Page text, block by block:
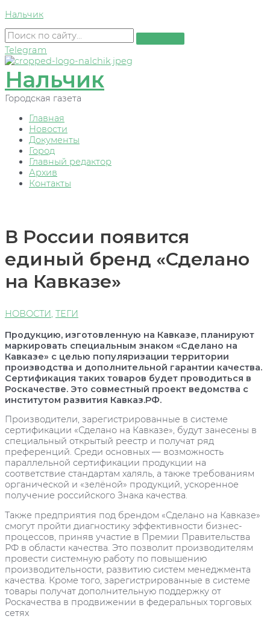
Перейти
содержимому
Нальчик
Telegram
Нальчик
Городская газета
Главная
Новости
Документы
Город
Главный редактор
Архив
Контакты
В России появится
единый бренд «Сделано
на Кавказе»
НОВОСТИ, ТЕГИ
Продукцию, изготовленную на Кавказе, планируют
маркировать специальным знаком «Сделано на
Кавказе» с целью популяризации территории
производства и дополнительной гарантии качества.
Сертификация таких товаров будет проводиться в
Роскачестве. Это совместный проект ведомства с
институтом развития Кавказ.РФ.
Производители, зарегистрированные в системе
сертификации «Сделано на Кавказе», будут занесены в
специальный открытый реестр и получат ряд
преференций. Среди основных — возможность
параллельной сертификации продукции на
соответствие стандартам халяль, а также требованиям
органической и «зелёной» продукций, ускоренное
получение российского Знака качества.
Также предприятия под брендом «Сделано на Кавказе»
смогут пройти диагностику эффективности бизнес-
процессов, приняв участие в Премии Правительства
РФ в области качества. Это позволит производителям
провести системную работу по повышению
производительности, развитию систем менеджмента
качества. Кроме того, зарегистрированные в системе
товары получат дополнительную поддержку от
Роскачества в продвижении в федеральных торговых
сетях